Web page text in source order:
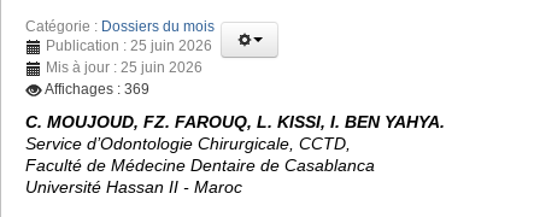
Catégorie : Dossiers du mois
Publication : 25 juin 2026
Mis à jour : 25 juin 2026
Affichages : 369
C. MOUJOUD, FZ. FAROUQ, L. KISSI, I. BEN YAHYA.
Service d’Odontologie Chirurgicale, CCTD,
Faculté de Médecine Dentaire de Casablanca
Université Hassan II - Maroc